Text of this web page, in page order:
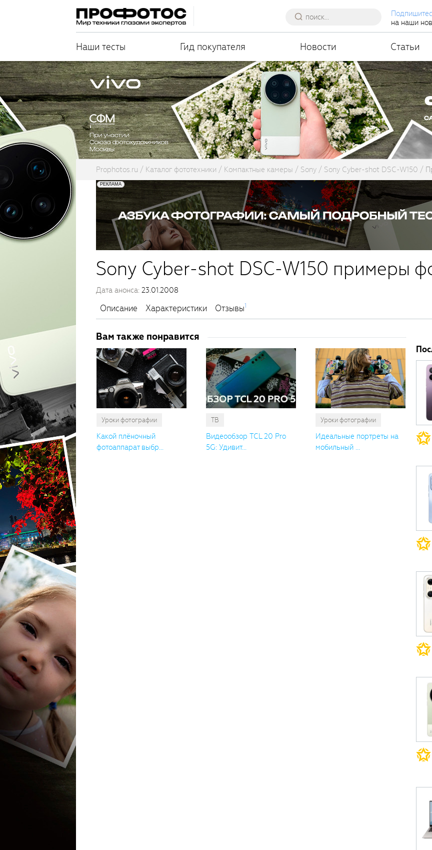
на наши
Наши тесты Гид покупателя Новости Статьи
Prophotos.ru Каталог фототехники Компактные камеры Sony Sony Cyber-shot DSC-W150
Sony Cyber-shot DSC-W150 примеры
Дата анонса: 23.01.2008
Описание Характеристики Отзывы1
Вам также понравится
Уроки фотографии
Какой плёночный
фотоаппарат выбр...
ТВ
Видеообзор TCL 20 Pro
5G: Удивит...
Уроки фотографии
Идеальные портреты на
мобильный ...